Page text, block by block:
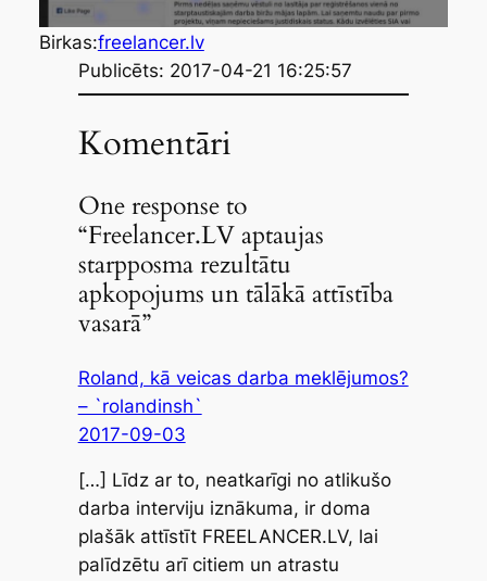
Birkas:freelancer.lv
Publicēts: 2017-04-21 16:25:57
Komentāri
One response to
“Freelancer.LV aptaujas
starpposma rezultātu
apkopojums un tālākā attīstība
vasarā”
Roland, kā veicas darba meklējumos?
– `rolandinsh`
2017-09-03
[…] Līdz ar to, neatkarīgi no atlikušo
darba interviju iznākuma, ir doma
plašāk attīstīt FREELANCER.LV, lai
palīdzētu arī citiem un atrastu